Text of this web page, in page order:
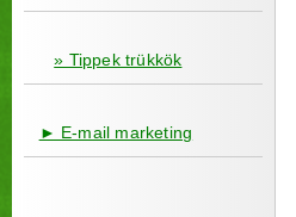
» Tippek trükkök
► E-mail marketing